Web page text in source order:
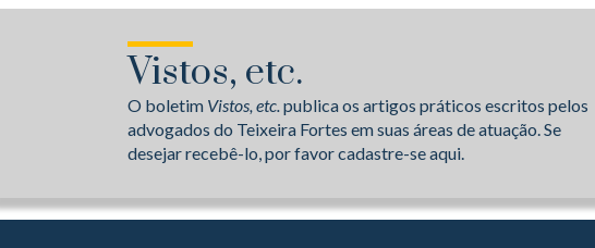
Vistos, etc.
O boletim Vistos, etc.publica os artigos práticos escritos pelos
advogados do Teixeira Fortes em suas áreas de atuação. Se
desejar recebê-lo, por favor cadastre-se aqui.